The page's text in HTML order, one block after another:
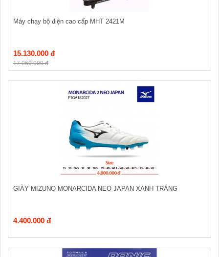
Máy chạy bộ điện cao cấp MHT 2421M
15.130.000 đ
17.060.000 đ
GIÀY MIZUNO MONARCIDA NEO JAPAN XANH TRẮNG
4.400.000 đ